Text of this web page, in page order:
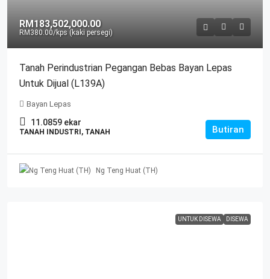
RM183,502,000.00
RM380.00/kps (kaki persegi)
Tanah Perindustrian Pegangan Bebas Bayan Lepas
Untuk Dijual (L139A)
Bayan Lepas
11.0859 ekar
TANAH INDUSTRI, TANAH Butiran
Ng Teng Huat (TH)
UNTUK DISEWA DISEWA